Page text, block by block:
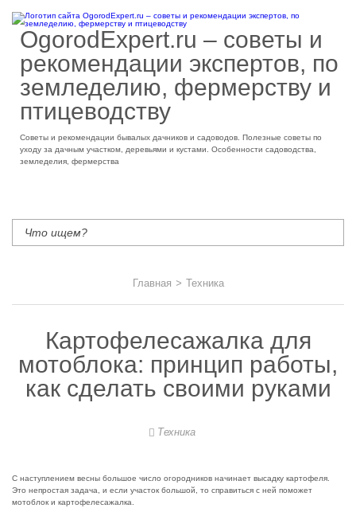
OgorodExpert.ru – cоветы и
рекомендации экспертов, по
земледелию, фермерству и
птицеводству
Советы и рекомендации бывалых дачников и садоводов. Полезные советы по
уходу за дачным участком, деревьями и кустами. Особенности садоводства,
земледелия, фермерства
Главная > Техника
Картофелесажалка для
мотоблока: принцип работы,
как сделать своими руками
Техника
С наступлением весны большое число огородников начинает высадку картофеля.
Это непростая задача, и если участок большой, то справиться с ней поможет
мотоблок и картофелесажалка.